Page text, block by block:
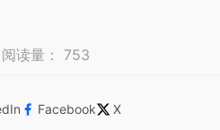
阅读量： 753
Facebook X